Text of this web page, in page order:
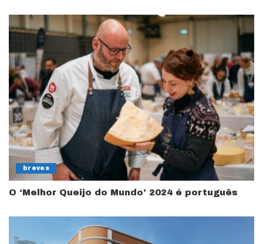
breves
O ‘Melhor Queijo do Mundo’ 2024 é português